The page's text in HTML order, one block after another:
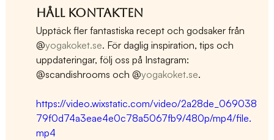
Håll kontakten
Upptäck fler fantastiska recept och godsaker från
@yogakoket.se. För daglig inspiration, tips och
uppdateringar, följ oss på Instagram:
@scandishrooms och @yogakoket.se.
https://video.wixstatic.com/video/2a28de_069038
79f0d74a3eae4e0c78a5067fb9/480p/mp4/file.
mp4